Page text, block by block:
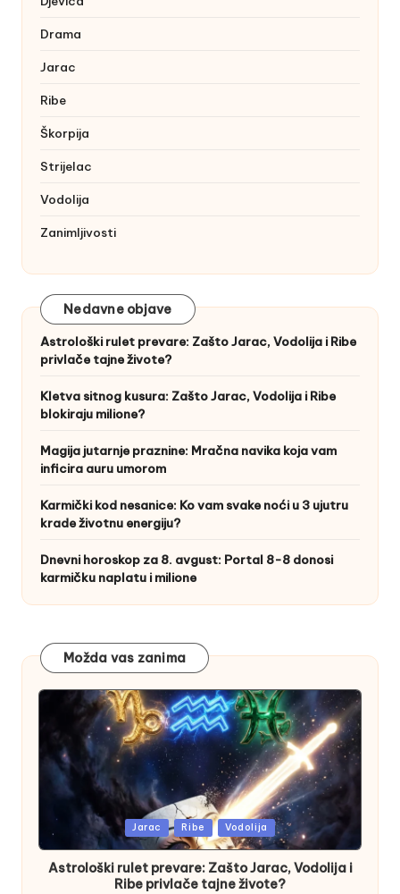
Drama
Jarac
Ribe
Škorpija
Strijelac
Vodolija
Zanimljivosti
Nedavne objave
Astrološki rulet prevare: Zašto Jarac, Vodolija i Ribe
privlače tajne živote?
Kletva sitnog kusura: Zašto Jarac, Vodolija i Ribe
blokiraju milione?
Magija jutarnje praznine: Mračna navika koja vam
inficira auru umorom
Karmički kod nesanice: Ko vam svake noći u 3 ujutru
krade životnu energiju?
Dnevni horoskop za 8. avgust: Portal 8-8 donosi
karmičku naplatu i milione
Možda vas zanima
Jarac Ribe Vodolija
Astrološki rulet prevare: Zašto Jarac, Vodolija i
Ribe privlače tajne živote?